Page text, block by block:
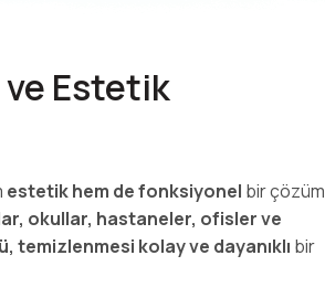
ve Estetik
estetik hem de fonksiyonel bir çözüm
okullar, hastaneler, ofisler ve
temizlenmesi kolay ve dayanıklı bir